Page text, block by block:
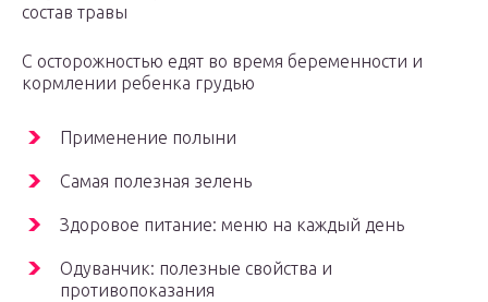
состав травы
С осторожностью едят во время беременности и
кормлении ребенка грудью
Применение полыни
Самая полезная зелень
Здоровое питание: меню на каждый день
Одуванчик: полезные свойства и
противопоказания